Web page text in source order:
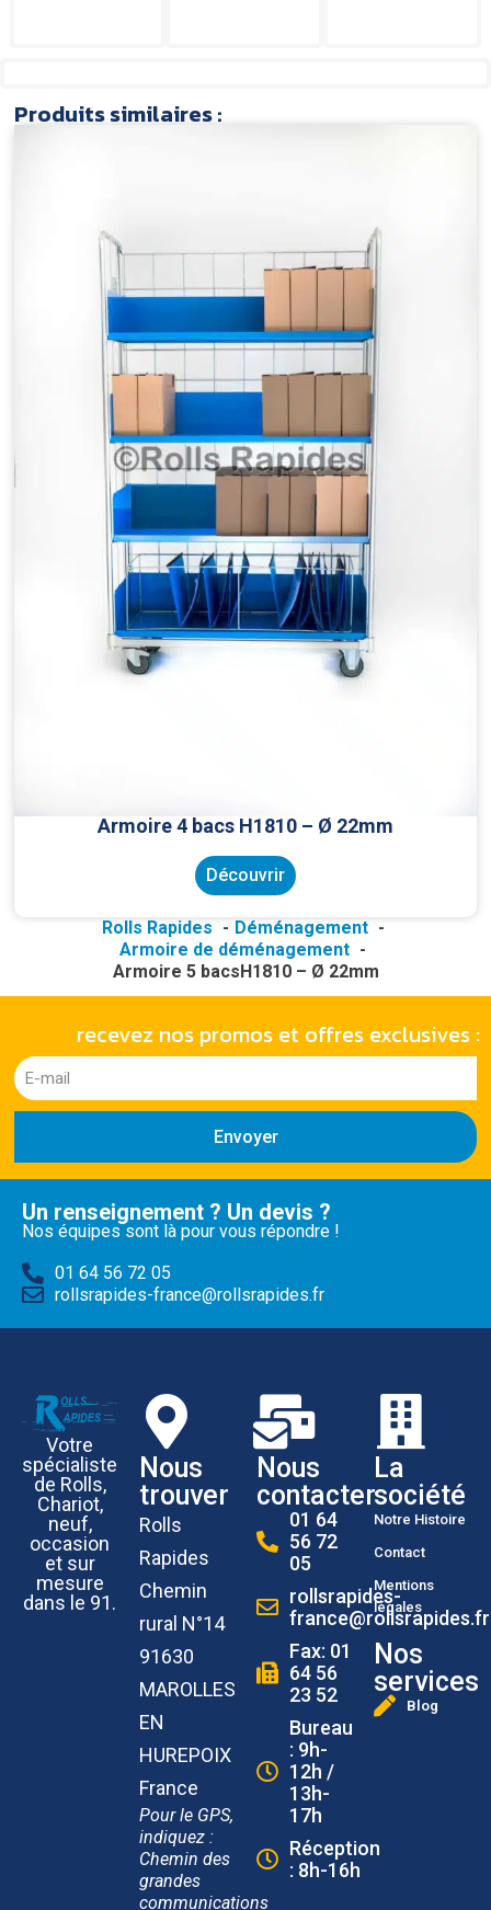
Produits similaires :
Armoire 4 bacs H1810 – Ø 22mm
Découvrir
Rolls Rapides
Déménagement
Armoire de déménagement
Armoire 5 bacsH1810 – Ø 22mm
recevez nos promos et offres exclusives :
Envoyer
Un renseignement ? Un devis ?
Nos équipes sont là pour vous répondre !
01 64 56 72 05
rollsrapides-france@rollsrapides.fr
Votre
spécialiste
de Rolls,
Chariot,
neuf,
occasion
et sur
mesure
dans le 91.
Nous
trouver
Rolls
Rapides
Chemin
rural N°14
91630
MAROLLES
EN
HUREPOIX
France
Pour le GPS,
indiquez :
Chemin des
grandes
communications
Nous
contacter
01 64
56 72
05
rollsrapides-
france@rollsrapides.fr
Fax: 01
64 56
23 52
Bureau
: 9h-
12h /
13h-
17h
Réception
: 8h-16h
La
société
Notre Histoire
Contact
Mentions
légales
Nos
services
Blog